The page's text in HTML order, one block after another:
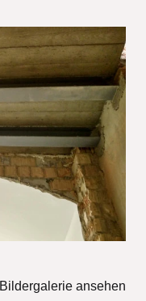
Bildergalerie ansehen